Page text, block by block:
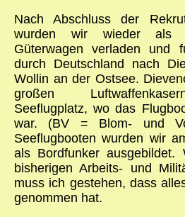
Nach Abschluss der
wurden wir wieder als
Güterwagen verladen und
durch Deutschland nach
Wollin an der Ostsee.
großen
Seeflugplatz, wo das
war. (BV = Blom- und
Seeflugbooten wurden wir
als Bordfunker
bisherigen Arbeits- und
muss ich gestehen, dass
genommen hat.